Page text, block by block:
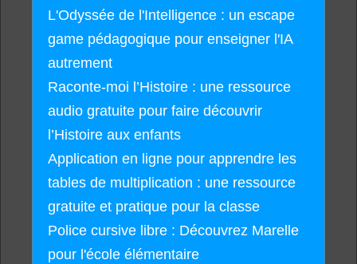
L'Odyssée de l'Intelligence : un escape
game pédagogique pour enseigner l'IA
autrement
Raconte-moi l’Histoire : une ressource
audio gratuite pour faire découvrir
l’Histoire aux enfants
Application en ligne pour apprendre les
tables de multiplication : une ressource
gratuite et pratique pour la classe
Police cursive libre : Découvrez Marelle
pour l'école élémentaire